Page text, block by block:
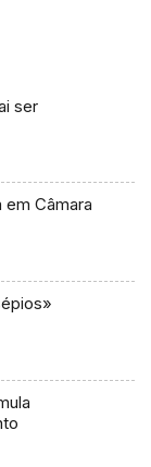
ser
em Câmara